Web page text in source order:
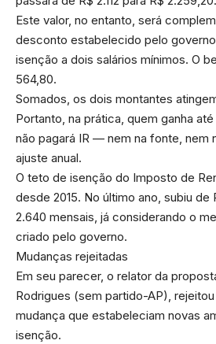
Este valor, no entanto, será
desconto estabelecido pelo
isenção a dois salários mínimos. O
564,80.
Somados, os dois montantes
Portanto, na prática, quem ganha
não pagará IR — nem na fonte, nem
ajuste anual.
O teto de isenção do Imposto de
desde 2015. No último ano, subiu de
2.640 mensais, já considerando o
criado pelo governo.
Mudanças rejeitadas
Em seu parecer, o relator da
Rodrigues (sem partido-AP),
mudança que estabeleciam novas
isenção.